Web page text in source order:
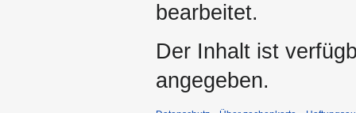
bearbeitet.
Der Inhalt ist
angegeben.